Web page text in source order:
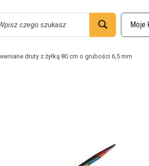
druty z żyłką 80 cm o grubości 6,5 mm